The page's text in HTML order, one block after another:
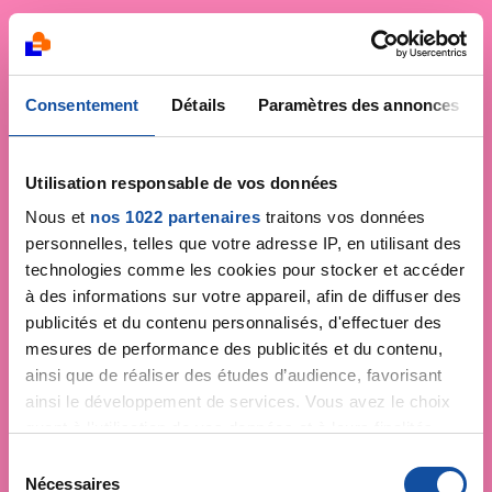
Consentement Détails Paramètres des annonces
Utilisation responsable de vos données
Nous et nos 1022 partenaires traitons vos données
personnelles, telles que votre adresse IP, en utilisant des
technologies comme les cookies pour stocker et accéder
à des informations sur votre appareil, afin de diffuser des
publicités et du contenu personnalisés, d'effectuer des
mesures de performance des publicités et du contenu,
ainsi que de réaliser des études d’audience, favorisant
ainsi le développement de services. Vous avez le choix
tout moment en consultant la Déclaration relative aux
Nécessaires